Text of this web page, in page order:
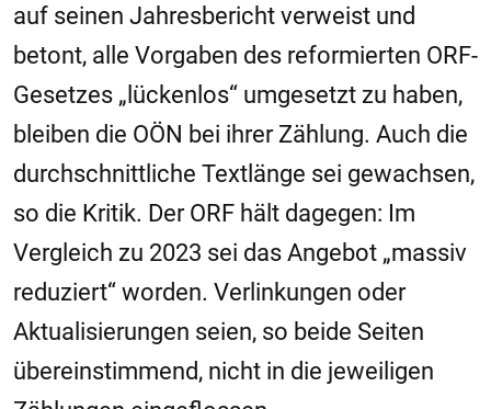
auf seinen Jahresbericht verweist und
betont, alle Vorgaben des reformierten ORF-
Gesetzes „lückenlos“ umgesetzt zu haben,
bleiben die OÖN bei ihrer Zählung. Auch die
durchschnittliche Textlänge sei gewachsen,
so die Kritik. Der ORF hält dagegen: Im
Vergleich zu 2023 sei das Angebot „massiv
reduziert“ worden. Verlinkungen oder
Aktualisierungen seien, so beide Seiten
übereinstimmend, nicht in die jeweiligen